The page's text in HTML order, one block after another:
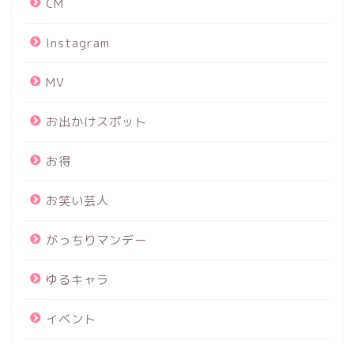
CM
Instagram
MV
お出かけスポット
お得
お笑い芸人
がっちりマンデー
ゆるキャラ
イベント